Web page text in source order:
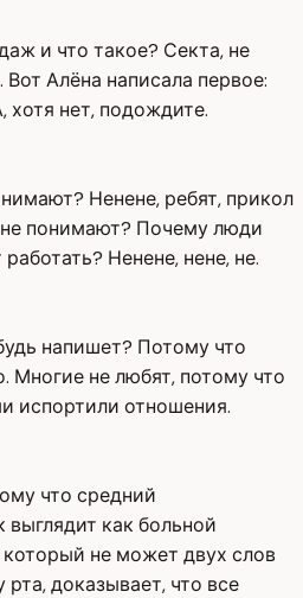
и что такое? Секта, не
Алёна написала первое:
нет, подождите.
Ненене, ребят, прикол
понимают? Почему люди
Ненене, нене, не.
напишет? Потому что
Многие не любят, потому что
испортили отношения.
что средний
выглядит как больной
не может двух слов
рта, доказывает, что все